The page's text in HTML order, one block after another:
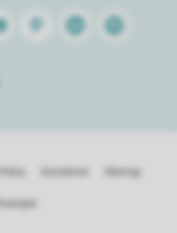
PinterestLinkedinSpotify